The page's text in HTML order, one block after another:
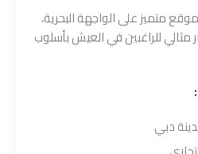
متميز على الواجهة البحرية،
للراغبين في العيش بأسلوب
دبي